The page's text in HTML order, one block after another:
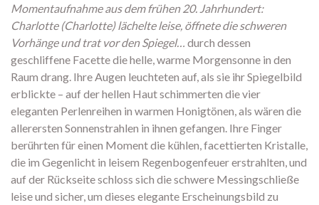
Momentaufnahme aus dem frühen 20. Jahrhundert:
Charlotte (Charlotte) lächelte leise, öffnete die schweren
Vorhänge und trat vor den Spiegel… durch dessen
geschliffene Facette die helle, warme Morgensonne in den
Raum drang. Ihre Augen leuchteten auf, als sie ihr Spiegelbild
erblickte – auf der hellen Haut schimmerten die vier
eleganten Perlenreihen in warmen Honigtönen, als wären die
allerersten Sonnenstrahlen in ihnen gefangen. Ihre Finger
berührten für einen Moment die kühlen, facettierten Kristalle,
die im Gegenlicht in leisem Regenbogenfeuer erstrahlten, und
auf der Rückseite schloss sich die schwere Messingschließe
leise und sicher, um dieses elegante Erscheinungsbild zu